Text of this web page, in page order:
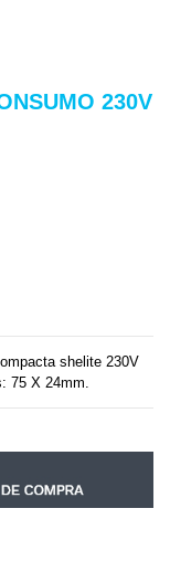
230V
shelite 230V
75 X 24mm.